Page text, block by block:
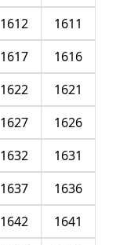
1611
1612
1616
1617
1621
1622
1626
1627
1631
1632
1636
1637
1641
1642